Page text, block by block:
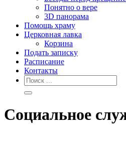
Понятно о вере
3D панорама
Помощь храму
Церковная лавка
Корзина
Подать записку
Расписание
Контакты
Социальное